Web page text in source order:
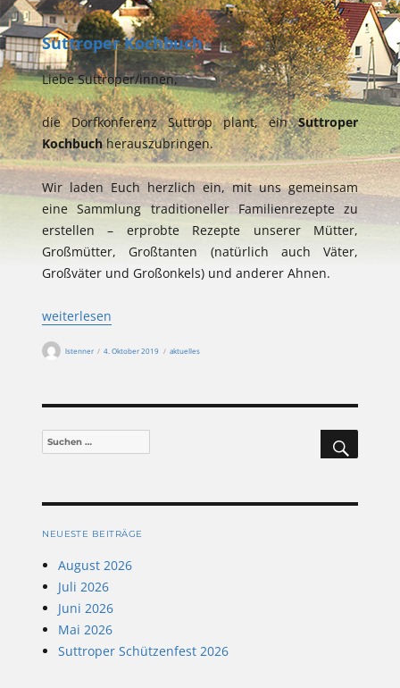
Suttroper Kochbuch
Liebe Suttroper/innen,
die Dorfkonferenz Suttrop plant, einSuttroper
Kochbuchherauszubringen.
Wir laden Euch herzlich ein, mit uns gemeinsam
eine Sammlung traditioneller Familienrezepte zu
erstellen – erprobte Rezepte unserer Mütter,
Großmütter, Großtanten (natürlich auch Väter,
Großväter und Großonkels) und anderer Ahnen.
„Suttroper Kochbuch“
weiterlesen
Autor
lstenner
Veröffentlicht
4. Oktober 2019 Kategorien
aktuelles
Suchen
SUCHEN
NEUESTE BEITRÄGE
August 2026
Juli 2026
Juni 2026
Mai 2026
Suttroper Schützenfest 2026